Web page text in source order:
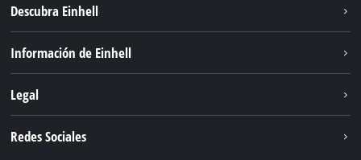
Descubra Einhell
Servicio
Información de Einhell
Legal
Redes Sociales